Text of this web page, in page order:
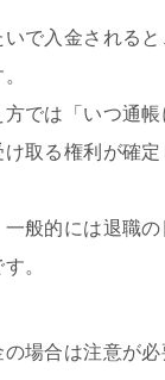
で入金される
方では「いつ通
取る権利が確
般的には退職
。
場合は注意が必